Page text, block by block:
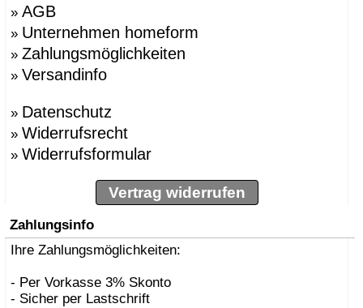
» AGB
» Unternehmen homeform
» Zahlungsmöglichkeiten
» Versandinfo
» Datenschutz
» Widerrufsrecht
» Widerrufsformular
Vertrag widerrufen
Zahlungsinfo
Ihre Zahlungsmöglichkeiten:
- Per Vorkasse 3% Skonto
- Sicher per Lastschrift